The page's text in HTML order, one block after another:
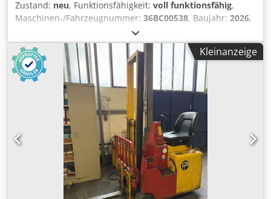
Zustand: neu, Funktionsfähigkeit: voll funktionsfähig,
Maschinen-/Fahrzeugnummer: 36BC00538, Baujahr: 2026,
, Hubhöhe:5’500 mm
mm, Masttyp:Triplex, Bauhöhe:2’200 mm, Gabellänge:
1’150 mm
, Antriebsart:Lithium-Ionen
, Elektro 3 Rad-
Stapler Fahrgestellnummer: 36BC00538 Masttyp: Triplex
Zustand: Neugerät Zustand Technisch: Neu
Chsdpjvzzmpjfx Adqoa Bereifung vorne Typ: Superelastik
Bereifung hinten Typ: Superelastik Batterie Typ: Lithium-
Ionen Batterie Zustand: Neu Lastschutzgitter,
Seitenschieber, 4. Ventil, Arbeitsscheinwerfer hinten,
Arbeitsscheinwerfer vorn, Dachabdeckung, Frontscheibe,
Heizung, Lastschutzgitter, Vollkabine, Vollfreihub, Safety
Light, Lithium-Ionen Technologie, Innenspiegel,
Rundumleuchte, Scheibenwischer,
Kleinanzeige